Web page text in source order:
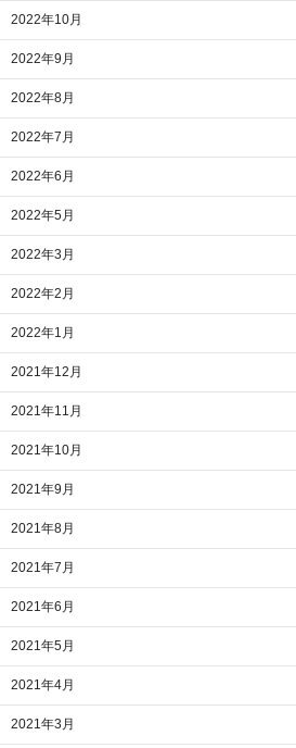
2022年10月
2022年9月
2022年8月
2022年7月
2022年6月
2022年5月
2022年3月
2022年2月
2022年1月
2021年12月
2021年11月
2021年10月
2021年9月
2021年8月
2021年7月
2021年6月
2021年5月
2021年4月
2021年3月